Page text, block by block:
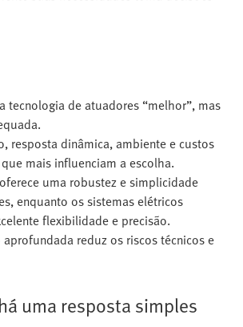
tecnologia de atuadores “melhor”, mas
resposta dinâmica, ambiente e custos
mais influenciam a escolha.
uma robustez e simplicidade
enquanto os sistemas elétricos
flexibilidade e precisão.
aprofundada reduz os riscos técnicos e
uma resposta simples